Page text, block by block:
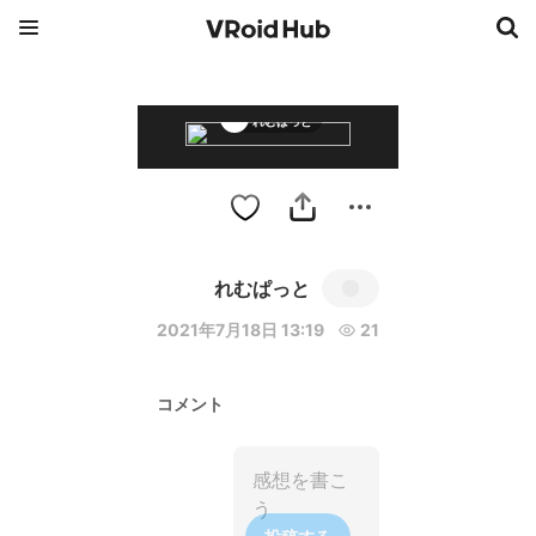
れむぱっと
れむぱっと
2021年7月18日 13:19 21
コメント